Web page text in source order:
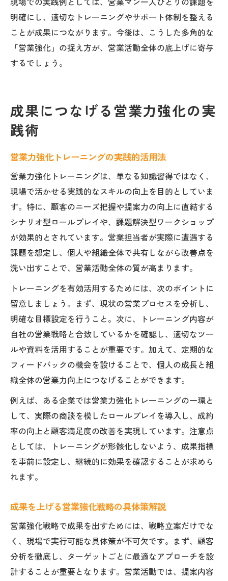
現場での実践例としては、営業マン一人ひとりの課題を
明確にし、適切なトレーニングやサポート体制を整える
ことが成果につながります。今後は、こうした多角的な
「営業強化」の捉え方が、営業活動全体の底上げに寄与
するでしょう。
成果につなげる営業力強化の実
践術
営業力強化トレーニングの実践的活用法
営業力強化トレーニングは、単なる知識習得ではなく、
現場で活かせる実践的なスキルの向上を目的としていま
す。特に、顧客のニーズ把握や提案力の向上に直結する
シナリオ型ロールプレイや、課題解決型ワークショップ
が効果的とされています。営業担当者が実際に遭遇する
課題を想定し、個人や組織全体で共有しながら改善点を
洗い出すことで、営業活動全体の質が高まります。
トレーニングを有効活用するためには、次のポイントに
留意しましょう。まず、現状の営業プロセスを分析し、
明確な目標設定を行うこと。次に、トレーニング内容が
自社の営業戦略と合致しているかを確認し、適切なツー
ルや資料を活用することが重要です。加えて、定期的な
フィードバックの機会を設けることで、個人の成長と組
織全体の営業力向上につなげることができます。
例えば、ある企業では営業力強化トレーニングの一環と
して、実際の商談を模したロールプレイを導入し、成約
率の向上と顧客満足度の改善を実現しています。注意点
としては、トレーニングが形骸化しないよう、成果指標
を事前に設定し、継続的に効果を確認することが求めら
れます。
成果を上げる営業強化戦略の具体策解説
営業強化戦略で成果を出すためには、戦略立案だけでな
く、現場で実行可能な具体策が不可欠です。まず、顧客
分析を徹底し、ターゲットごとに最適なアプローチを設
計することが重要となります。営業活動では、提案内容